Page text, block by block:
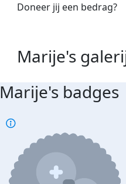
Doneer jij een bedrag?
Marije's
Marije's badges